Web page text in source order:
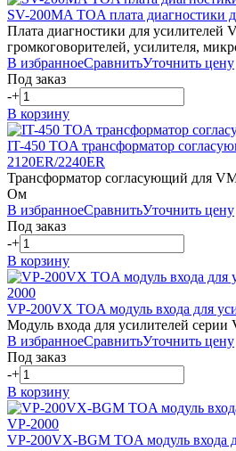
SV-200MA TOA плата диагностики
Плата диагностики для усилителей
громкоговорителей, усилителя,
В избранноеСравнитьУточнить цену
Под заказ
-+
В корзину
IT-450 TOA трансформатор
2120ER/2240ER
Трансформатор согласующий для
Ом
В избранноеСравнитьУточнить цену
Под заказ
-+
В корзину
VP-200VX TOA модуль входа для
Модуль входа для усилителей серии
В избранноеСравнитьУточнить цену
Под заказ
-+
В корзину
VP-200VX-BGM TOA модуль входа